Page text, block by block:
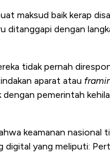
maksud baik kerap
ditanggapi dengan
tidak pernah
aparat atau
pemerintah
keamanan nasional
digital yang meliputi: